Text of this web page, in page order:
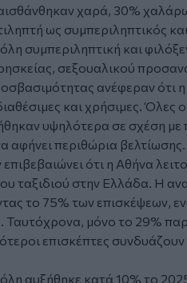
χαρά, 30%
ως συμπεριληπτικός
συμπεριληπτική και
σεξουαλικού
ανέφεραν ότι
και χρήσιμες. Όλες
υψηλότερα σε σχέση με
αφήνει περιθώρια βελτίωσης.
ότι η Αθήνα
ταξιδιού στην Ελλάδα. Η
το 75% των επισκέψεων,
μόνο το 29%
επισκέπτες
αυξήθηκε κατά 10% το